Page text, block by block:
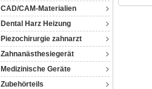
CAD/CAM-Materialien
Dental Harz Heizung
Piezochirurgie zahnarzt
Zahnanästhesiegerät
Medizinische Geräte
Zubehörteils